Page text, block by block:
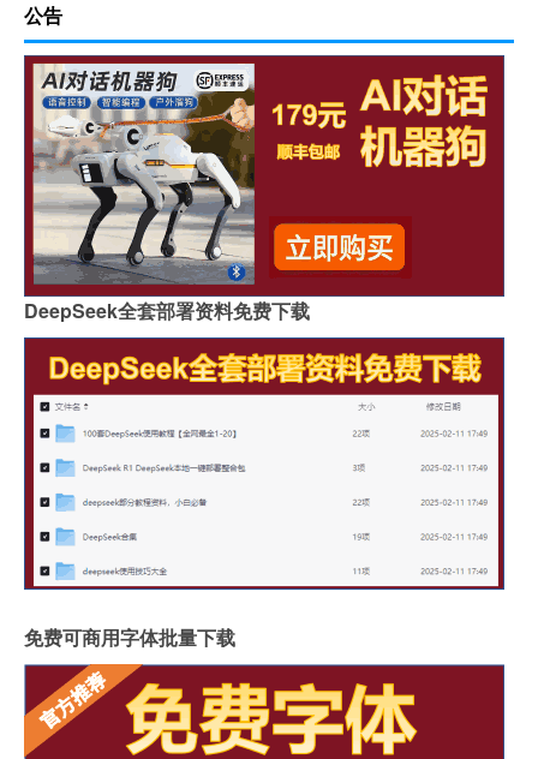
公告
DeepSeek全套部署资料免费下载
免费可商用字体批量下载